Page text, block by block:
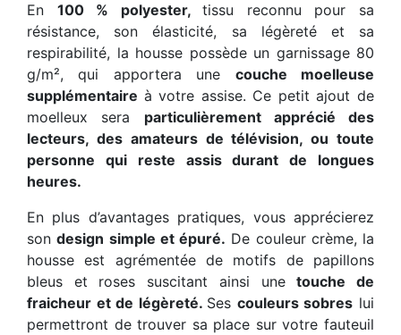
En 100 % polyester,tissu reconnu pour sa
résistance, son élasticité, sa légèreté et sa
respirabilité, la housse possède un garnissage 80
g/m², qui apportera une couche moelleuse
supplémentaire à votre assise. Ce petit ajout de
moelleux sera particulièrement apprécié des
lecteurs, des amateurs de télévision, ou toute
personne qui reste assis durant de longues
heures.
En plus d’avantages pratiques, vous apprécierez
sondesign simple et épuré. De couleur crème, la
housse est agrémentée de motifs de papillons
bleus et roses suscitant ainsi unetouche de
fraicheur et de légèreté. Ses couleurs sobres lui
permettront de trouver sa place sur votre fauteuil